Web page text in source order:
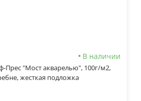
В наличии
Прес "Мост акварелью", 100г/м2,
жесткая подложка